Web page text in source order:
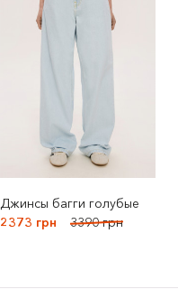
Джинсы багги голубые
2373 грн
3390 грн